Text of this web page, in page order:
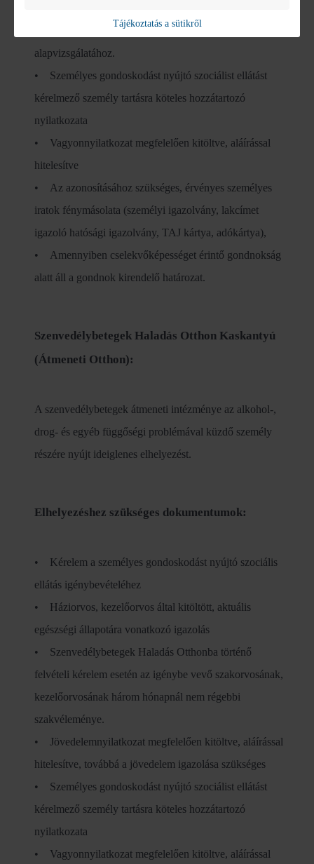
• Adatlap- kérelem fogyatékos személyek
alapvizsgálatához.
• Személyes gondoskodást nyújtó szociálist ellátást
kérelmező személy tartásra köteles hozzátartozó
nyilatkozata
• Vagyonnyilatkozat megfelelően kitöltve, aláírással
hitelesítve
• Az azonosításához szükséges, érvényes személyes
iratok fénymásolata (személyi igazolvány, lakcímet
igazoló hatósági igazolvány, TAJ kártya, adókártya),
• Amennyiben cselekvőképességet érintő gondnokság
alatt áll a gondnok kirendelő határozat.
Szenvedélybetegek Haladás Otthon Kaskantyú
(Átmeneti Otthon):
A szenvedélybetegek átmeneti intézménye az alkohol-,
drog- és egyéb függőségi problémával küzdő személy
részére nyújt ideiglenes elhelyezést.
Elhelyezéshez szükséges dokumentumok:
• Kérelem a személyes gondoskodást nyújtó szociális
ellátás igénybevételéhez
• Háziorvos, kezelőorvos által kitöltött, aktuális
egészségi állapotára vonatkozó igazolás
• Szenvedélybetegek Haladás Otthonba történő
felvételi kérelem esetén az igénybe vevő szakorvosának,
kezelőorvosának három hónapnál nem régebbi
szakvéleménye.
• Jövedelemnyilatkozat megfelelően kitöltve, aláírással
hitelesítve, továbbá a jövedelem igazolása szükséges
• Személyes gondoskodást nyújtó szociálist ellátást
kérelmező személy tartásra köteles hozzátartozó
nyilatkozata
• Vagyonnyilatkozat megfelelően kitöltve, aláírással
Tájékoztatás a sütikről